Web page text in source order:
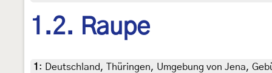
1.2. Raupe
1 :
Deutschland, Thüringen, Umgebung von Jena,